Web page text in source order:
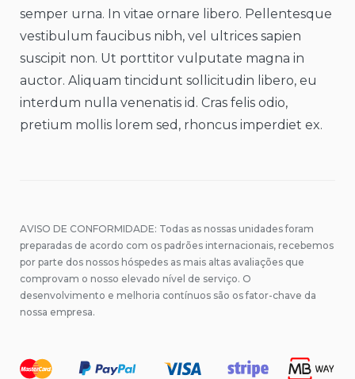
semper urna. In vitae ornare libero. Pellentesque
vestibulum faucibus nibh, vel ultrices sapien
suscipit non. Ut porttitor vulputate magna in
auctor. Aliquam tincidunt sollicitudin libero, eu
interdum nulla venenatis id. Cras felis odio,
pretium mollis lorem sed, rhoncus imperdiet ex.
AVISO DE CONFORMIDADE: Todas as nossas unidades foram
preparadas de acordo com os padrões internacionais, recebemos
por parte dos nossos hóspedes as mais altas avaliações que
comprovam o nosso elevado nível de serviço. O
desenvolvimento e melhoria contínuos são os fator-chave da
nossa empresa.